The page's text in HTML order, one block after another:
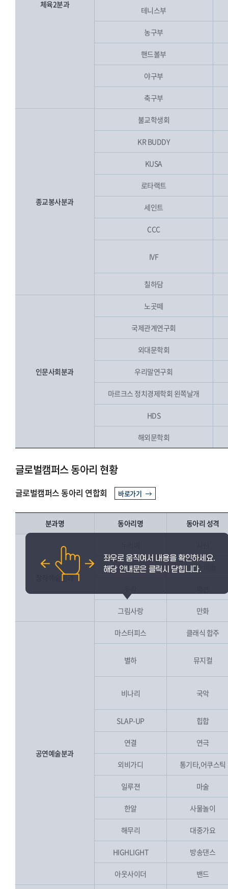
체육2분과
테니스부
농구부
핸드볼부
야구부
축구부
종교봉사분과
불교학생회
KR BUDDY
KUSA
로타랙트
세인트
CCC
IVF
칠하담
인문사회분과
노곳떼
국제관계연구회
외대문학회
우리말연구회
마르크스 정치경제학회 왼쪽날개
HDS
해외문학회
글로벌캠퍼스 동아리 현황
글로벌캠퍼스 동아리 연합회 바로가기
분과명 동아리명 동아리 성격
창작예술분과
하얀공간 순수 미술
그림사랑 만화
공연예술분과
마스터피스 클래식 합주
별하 뮤지컬
비나리 국악
SLAP-UP 힙합
연결 연극
외비가디 통기타,어쿠스틱
일루젼 마술
한알 사물놀이
해무리 대중가요
HIGHLIGHT 방송댄스
아웃사이더 밴드